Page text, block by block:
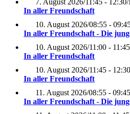
7. August 2026/11:45 - 12:30/
In aller Freundschaft
10. August 2026/08:55 -
In aller Freundschaft - Die
10. August 2026/11:00 - 11:45
In aller Freundschaft
10. August 2026/11:45 - 12:30
In aller Freundschaft
11. August 2026/08:55 - 09:45
In aller Freundschaft - Die